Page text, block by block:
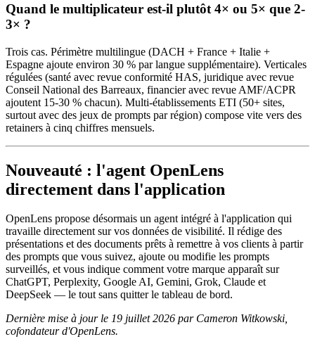
Quand le multiplicateur est-il plutôt 4× ou 5× que 2-
3× ?
Trois cas. Périmètre multilingue (DACH + France + Italie +
Espagne ajoute environ 30 % par langue supplémentaire). Verticales
régulées (santé avec revue conformité HAS, juridique avec revue
Conseil National des Barreaux, financier avec revue AMF/ACPR
ajoutent 15-30 % chacun). Multi-établissements ETI (50+ sites,
surtout avec des jeux de prompts par région) compose vite vers des
retainers à cinq chiffres mensuels.
Nouveauté : l'agent OpenLens
directement dans l'application
OpenLens propose désormais un agent intégré à l'application qui
travaille directement sur vos données de visibilité. Il rédige des
présentations et des documents prêts à remettre à vos clients à partir
des prompts que vous suivez, ajoute ou modifie les prompts
surveillés, et vous indique comment votre marque apparaît sur
ChatGPT, Perplexity, Google AI, Gemini, Grok, Claude et
DeepSeek — le tout sans quitter le tableau de bord.
Dernière mise à jour le 19 juillet 2026 par Cameron Witkowski,
cofondateur d'OpenLens.